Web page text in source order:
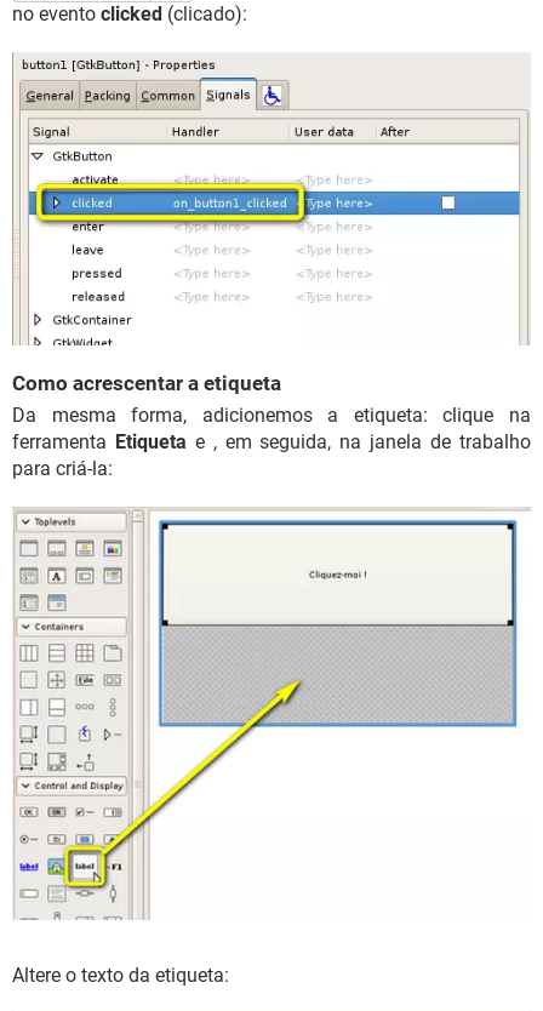
no evento clicked (clicado):
Como acrescentar a etiqueta
Da mesma forma, adicionemos a etiqueta: clique na
ferramenta Etiqueta e , em seguida, na janela de trabalho
para criá-la:
Altere o texto da etiqueta: